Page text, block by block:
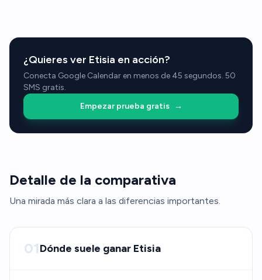
¿Quieres ver Etisia en acción?
Conecta Google Calendar en menos de 45 segundos. 50
SMS gratis.
Empezar prueba gratis
→
Detalle de la comparativa
Una mirada más clara a las diferencias importantes.
01Dónde suele ganar Etisia